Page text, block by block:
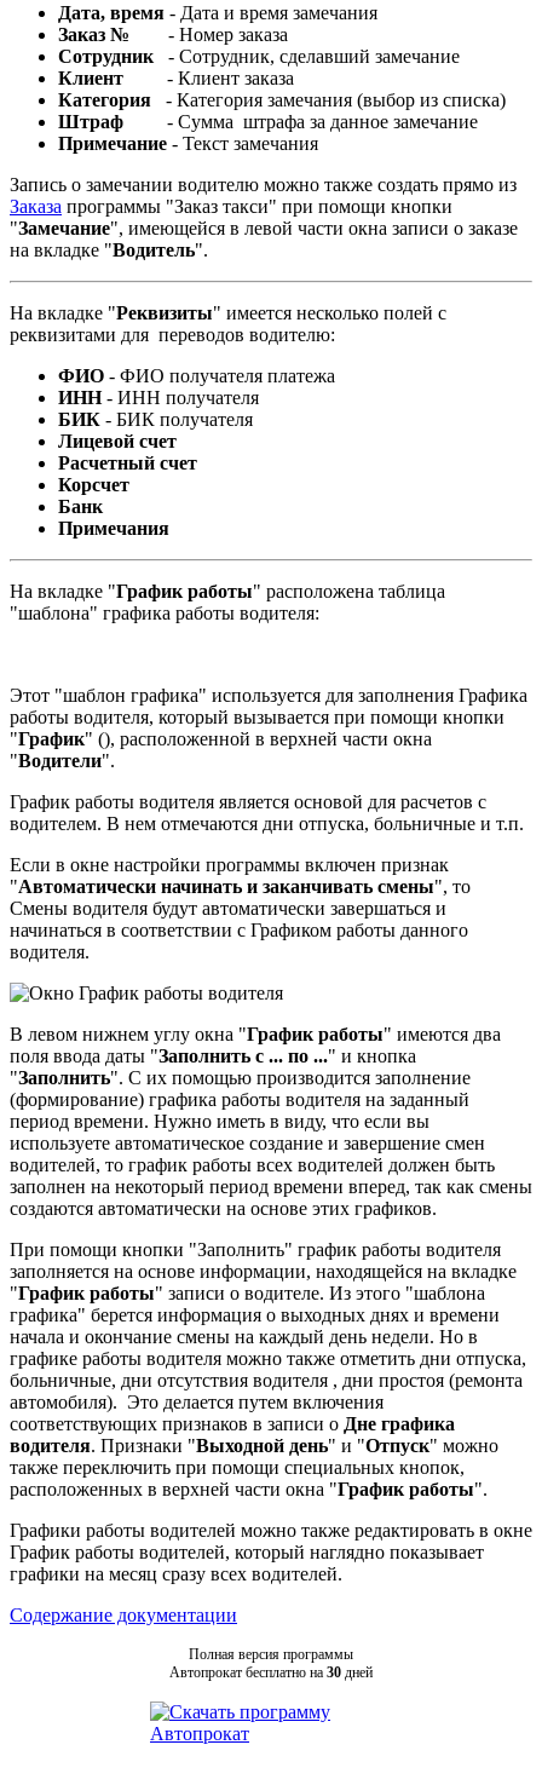
Дата, время - Дата и время замечания
Заказ №
- Номер заказа
Сотрудник - Сотрудник, сделавший замечание
Клиент - Клиент заказа
Категория - Категория замечания (выбор из списка)
Штраф - Сумма штрафа за данное замечание
Примечание - Текст замечания
Запись о замечании водителю можно также создать прямо из
Заказа программы "Заказ такси" при помощи кнопки
"Замечание", имеющейся в левой части окна записи о заказе
на вкладке "Водитель".
На вкладке "Реквизиты" имеется несколько полей с
реквизитами для переводов водителю:
ФИО - ФИО получателя платежа
ИНН- ИНН получателя
БИК - БИК получателя
Лицевой счет
Расчетный счет
Корсчет
Банк
Примечания
На вкладке "График работы" расположена таблица
"шаблона" графика работы водителя:
Этот "шаблон графика" используется для заполнения Графика
работы водителя, который вызывается при помощи кнопки
"График" (), расположенной в верхней части окна
"Водители".
График работы водителя является основой для расчетов с
водителем. В нем отмечаются дни отпуска, больничные и т.п.
Если в окне настройки программы включен признак
"Автоматически начинать и заканчивать смены", то
Смены водителя будут автоматически завершаться и
начинаться в соответствии с Графиком работы данного
водителя.
В левом нижнем углу окна "График работы" имеются два
поля ввода даты "Заполнить с ... по ..." и кнопка
"Заполнить". С их помощью производится заполнение
(формирование) графика работы водителя на заданный
период времени. Нужно иметь в виду, что если вы
используете автоматическое создание и завершение смен
водителей, то график работы всех водителей должен быть
заполнен на некоторый период времени вперед, так как смены
создаются автоматически на основе этих графиков.
При помощи кнопки "Заполнить" график работы водителя
заполняется на основе информации, находящейся на вкладке
"График работы" записи о водителе. Из этого "шаблона
графика" берется информация о выходных днях и времени
начала и окончание смены на каждый день недели. Но в
графике работы водителя можно также отметить дни отпуска,
больничные, дни отсутствия водителя , дни простоя (ремонта
автомобиля). Это делается путем включения
соответствующих признаков в записи о Дне графика
водителя. Признаки "Выходной день" и "Отпуск" можно
также переключить при помощи специальных кнопок,
расположенных в верхней части окна "График работы".
Графики работы водителей можно также редактировать в окне
График работы водителей, который наглядно показывает
графики на месяц сразу всех водителей.
Содержание документации
Полная версия программы
Автопрокат бесплатно на 30 дней